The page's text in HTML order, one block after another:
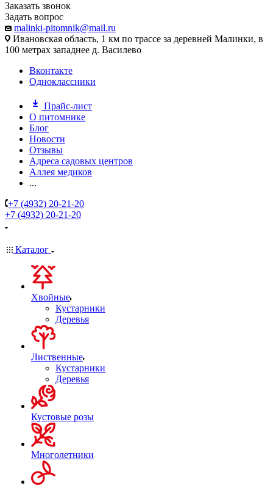
Заказать звонок
Задать вопрос
malinki-pitomnik@mail.ru
Ивановская область, 1 км по трассе за деревней Малинки, в
100 метрах западнее д. Василево
Вконтакте
Одноклассники
Прайс-лист
О питомнике
Блог
Новости
Отзывы
Адреса садовых центров
Аллея медиков
...
+7 (4932) 20-21-20
+7 (4932) 20-21-20
Каталог
Хвойные
Кустарники
Деревья
Лиственные
Кустарники
Деревья
Кустовые розы
Многолетники